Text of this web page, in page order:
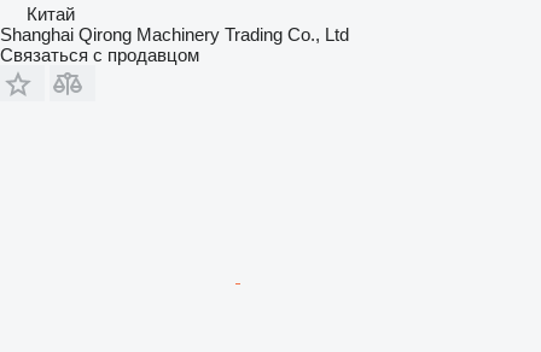
Китай
Shanghai Qirong Machinery Trading Co., Ltd
Связаться с продавцом